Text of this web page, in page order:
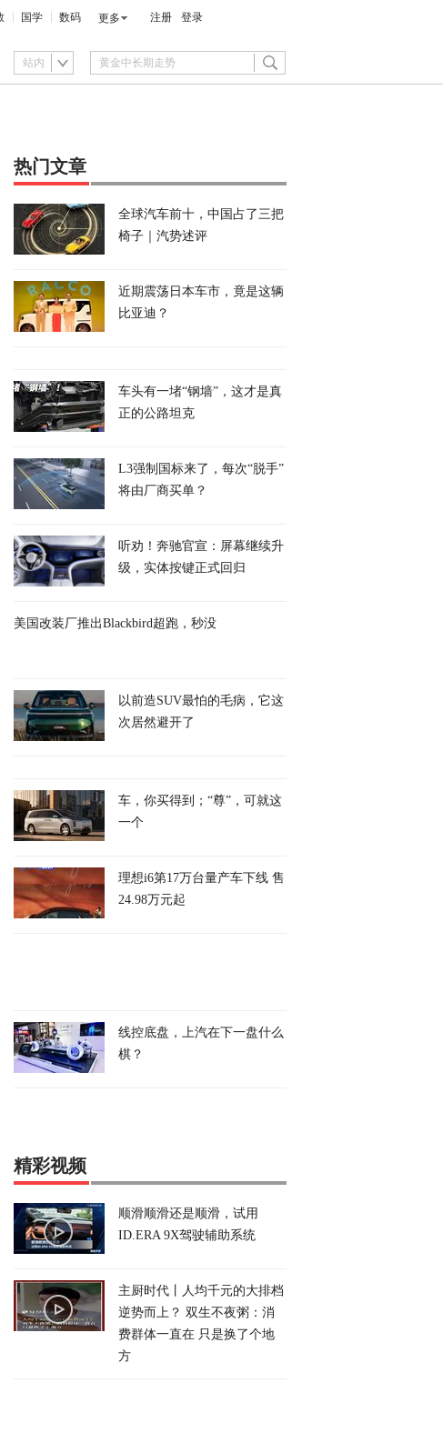
国学 数码 更多 注册 登录
站内
热门文章
全球汽车前十，中国占了三把
椅子｜汽势述评
近期震荡日本车市，竟是这辆
比亚迪？
车头有一堵“钢墙”，这才是真
正的公路坦克
L3强制国标来了，每次“脱手”
将由厂商买单？
听劝！奔驰官宣：屏幕继续升
级，实体按键正式回归
美国改装厂推出Blackbird超跑，秒没
以前造SUV最怕的毛病，它这
次居然避开了
车，你买得到；“尊”，可就这
一个
理想i6第17万台量产车下线 售
24.98万元起
线控底盘，上汽在下一盘什么
棋？
精彩视频
顺滑顺滑还是顺滑，试用
ID.ERA 9X驾驶辅助系统
主厨时代丨人均千元的大排档
逆势而上？ 双生不夜粥：消
费群体一直在 只是换了个地
方